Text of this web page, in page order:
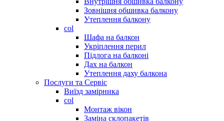
Зовнішня обшивка балкону
Утеплення балкону
col
Шафа на балкон
Укріплення перил
Підлога на балконі
Дах на балкон
Утеплення даху балкона
Послуги та Сервіс
Виїзд замірника
col
Монтаж вікон
Заміна склопакетів